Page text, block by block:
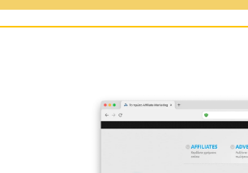
Επεκτάσεις για Web
Browsers